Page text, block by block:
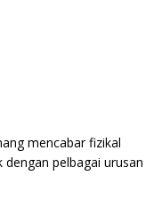
mencabar fizikal
pelbagai urusan